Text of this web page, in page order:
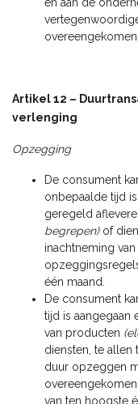
overeengekomen.
Artikel 12 –
verlenging
Opzegging
De consument
onbepaalde tijd
geregeld
begrepen)of
inachtneming
één maand.
De consument
tijd is aangegaan
van producten
diensten, te allen
duur opzeggen
van ten hoogste